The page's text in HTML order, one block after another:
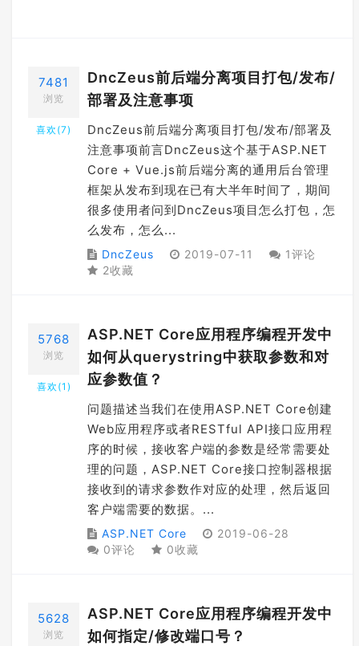
7481
浏览
喜欢(7)
DncZeus前后端分离项目打包/发布/
部署及注意事项
DncZeus前后端分离项目打包/发布/部署及
注意事项前言DncZeus这个基于ASP.NET
Core + Vue.js前后端分离的通用后台管理
框架从发布到现在已有大半年时间了，期间
很多使用者问到DncZeus项目怎么打包，怎
么发布，怎么...
DncZeus 2019-07-11
1评论
2收藏
5768
浏览
喜欢(1 )
ASP.NET Core应用程序编程开发中
如何从querystring中获取参数和对
应参数值？
问题描述当我们在使用ASP.NET Core创建
Web应用程序或者RESTful API接口应用程
序的时候，接收客户端的参数是经常需要处
理的问题，ASP.NET Core接口控制器根据
接收到的请求参数作对应的处理，然后返回
客户端需要的数据。...
ASP.NET Core
2019-06-28
0评论
0收藏
5628
浏览
ASP.NET Core应用程序编程开发中
如何指定/修改端口号？